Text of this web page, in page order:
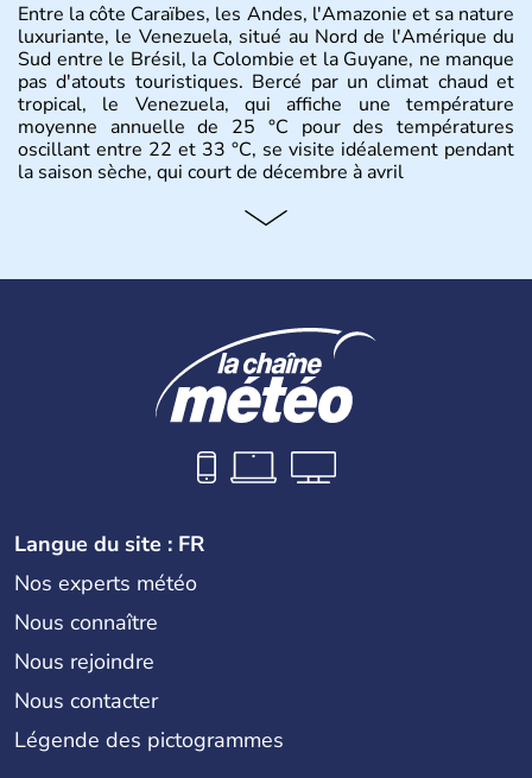
Entre la côte Caraïbes, les Andes, l'Amazonie et sa nature
luxuriante, le Venezuela, situé au Nord de l'Amérique du
Sud entre le Brésil, la Colombie et la Guyane, ne manque
pas d'atouts touristiques. Bercé par un climat chaud et
tropical, le Venezuela, qui affiche une température
moyenne annuelle de 25 °C pour des températures
oscillant entre 22 et 33 °C, se visite idéalement pendant
la saison sèche, qui court de décembre à avril
Langue du site : FR
Nos experts météo
Nous connaître
Nous rejoindre
Nous contacter
Légende des pictogrammes